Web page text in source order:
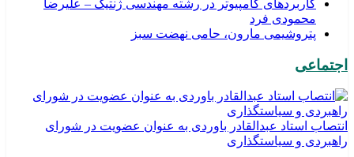
کاربردهای کامپیوتر در رشته مهندسی ژنتیک – علیرضا
محمودی فرد
پتروشیمی مارون، حامی نهضت سبز
اجتماعی
انتصاب استاد عبدالقادر باوردی به عنوان عضویت در شورای
راهبردی و سیاستگذاری